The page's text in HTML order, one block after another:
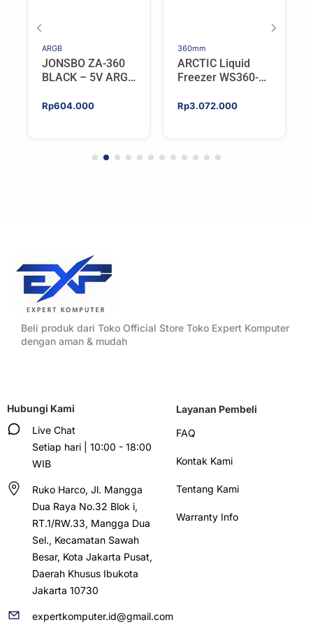
ARGB
JONSBO ZA-360
BLACK – 5V ARGB
Rp604.000
360mm
ARCTIC Liquid
Freezer WS360-
AIO CPU Water
Rp3.072.000
Beli produk dari Toko Official Store Toko Expert Komputer
dengan aman & mudah
Hubungi Kami
Live Chat
Setiap hari | 10:00 - 18:00
WIB
Ruko Harco, Jl. Mangga
Dua Raya No.32 Blok i,
RT.1/RW.33, Mangga Dua
Sel., Kecamatan Sawah
Besar, Kota Jakarta Pusat,
Daerah Khusus Ibukota
Jakarta 10730
expertkomputer.id@gmail.com
Layanan Pembeli
FAQ
Kontak Kami
Tentang Kami
Warranty Info